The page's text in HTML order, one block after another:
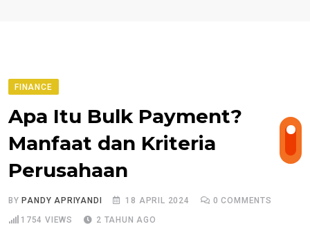
FINANCE
Apa Itu Bulk Payment?
Manfaat dan Kriteria
Perusahaan
BY PANDY APRIYANDI 18 APRIL 2024 0 COMMENTS
1754 VIEWS 2 TAHUN AGO